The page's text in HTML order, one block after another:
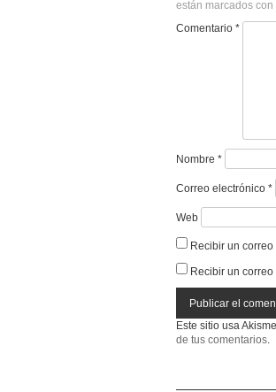
están marcados con
Comentario *
Nombre *
Correo electrónico *
Web
Recibir un
Recibir un
Este sitio usa
de tus comentarios.